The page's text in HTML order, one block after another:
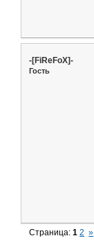
-[FiReFoX]-
Гость
Страница:1 2 »